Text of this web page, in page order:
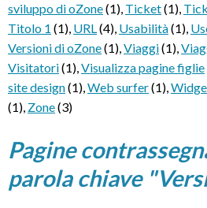
sviluppo di oZone(1), Ticket(1),
Titolo 1 (1), URL(4), Usabilità(1),
Versioni di oZone(1),Viaggi(1),
Visitatori(1),Visualizza pagine figlie
site design(1),Web surfer(1),
(1), Zone(3)
Pagine
parola chiave